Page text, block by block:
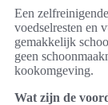
Een
voedselresten en
gemakkelijk
geen
kookomgeving.
Wat zijn de